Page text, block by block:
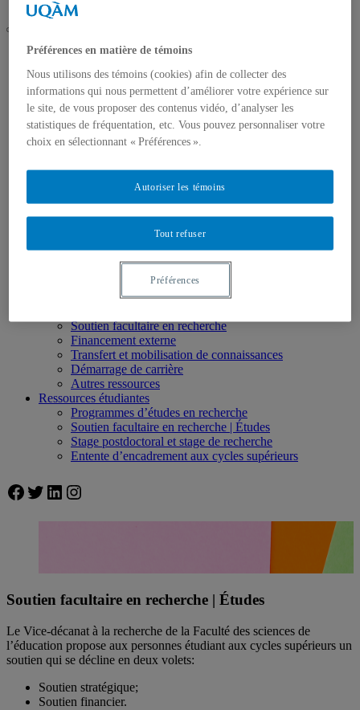
UQAM
Vice-décanat à la recherche en éducation
Ressources étudiantes
Soutien facultaire en recherche | Études
Accueil
À propos
Comités facultaires en recherche
Regroupements de recherche et revues
Expertise et visibilité médiatique
Événements
Thèses et mémoires
Ressources professorales
Soutien facultaire en recherche
Financement externe
Transfert et mobilisation de connaissances
Démarrage de carrière
Autres ressources
Ressources étudiantes
Programmes d’études en recherche
Soutien facultaire en recherche | Études
Stage postdoctoral et stage de recherche
Entente d’encadrement aux cycles supérieurs
Facebook
Twitter
LinkedIn
Instagram
Soutien facultaire en recherche | Études
Le Vice-décanat à la recherche de la Faculté des sciences de
l’éducation propose aux personnes étudiant aux cycles supérieurs un
soutien qui se décline en deux volets:
Soutien stratégique;
Soutien financier.
Préférences en matière de témoins
Nous utilisons des témoins (cookies) afin de collecter des
informations qui nous permettent d’améliorer votre expérience sur
le site, de vous proposer des contenus vidéo, d’analyser les
statistiques de fréquentation, etc. Vous pouvez personnaliser votre
choix en sélectionnant « Préférences ».
Tout refuser
Autoriser les témoins
Préférences